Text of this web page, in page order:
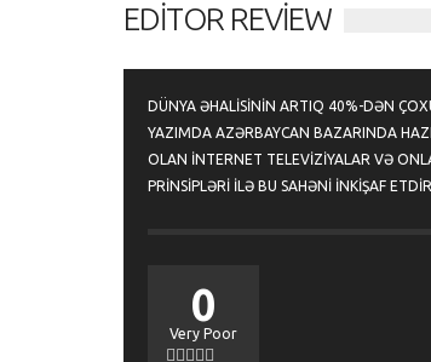
EDITOR REVIEW
DÜNYA ƏHALISININ ARTIQ 40%-DƏN
YAZIMDA AZƏRBAYCAN BAZARINDA
OLAN INTERNET TELEVIZIYALAR VƏ
PRINSIPLƏRI ILƏ BU SAHƏNI INKIŞAF
0
Very Poor